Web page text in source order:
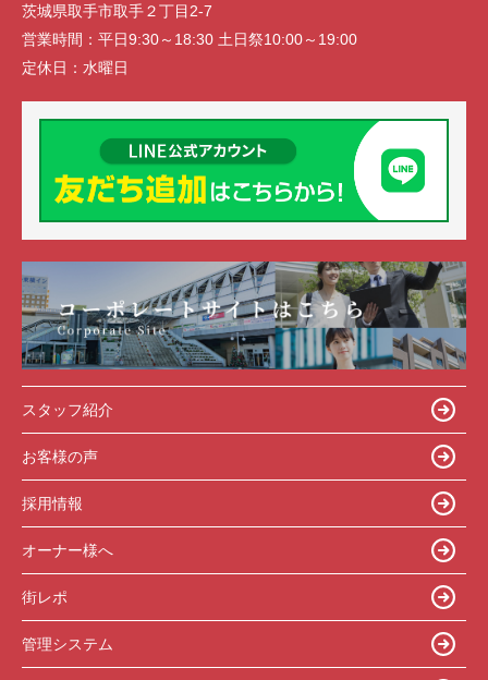
茨城県取手市取手２丁目2-7
営業時間： 平日9:30～18:30 土日祭10:00～19:00
定休日： 水曜日
スタッフ紹介
お客様の声
採用情報
オーナー様へ
街レポ
管理システム